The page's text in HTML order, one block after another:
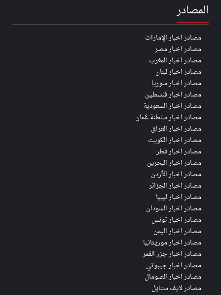
المصادر
مصادر اخبار الإمارات
مصادر اخبار مصر
مصادر اخبار المغرب
مصادر اخبار لبنان
مصادر اخبار سوريا
مصادر اخبار فلسطين
مصادر اخبار السعودية
مصادر اخبار سلطنة عُمان
مصادر اخبار العراق
مصادر اخبار الكويت
مصادر اخبار قطر
مصادر اخبار البحرين
مصادر اخبار الأردن
مصادر اخبار الجزائر
مصادر اخبار ليبيا
مصادر اخبار السودان
مصادر اخبار تونس
مصادر اخبار اليمن
مصادر اخبار موريتانيا
مصادر اخبار جزر القمر
مصادر اخبار جيبوتي
مصادر اخبار الصومال
مصادر لايف ستايل